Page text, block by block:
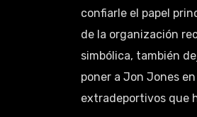
confiarle el papel
de la organización
simbólica, también
poner a Jon Jones
extradeportivos que